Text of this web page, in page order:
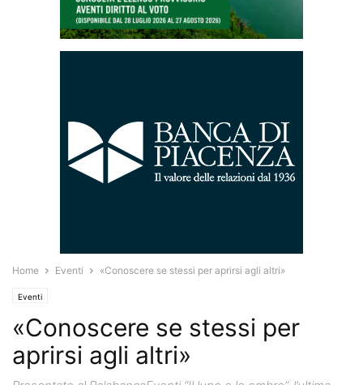
Home Eventi «Conoscere se stessi per aprirsi agli altri»
Eventi
«Conoscere se stessi per
aprirsi agli altri»